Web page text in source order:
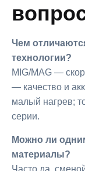
Чем
технологии?
MIG/MAG —
— качество и
малый нагрев;
серии.
Можно ли
материалы?
Часто да,